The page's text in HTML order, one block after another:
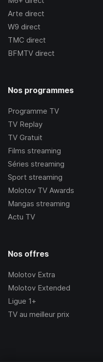
Arte direct
W9 direct
TMC direct
BFMTV direct
Nos programmes
Programme TV
TV Replay
TV Gratuit
Films streaming
Séries streaming
Sport streaming
Molotov TV Awards
Mangas streaming
Actu TV
Nos offres
Molotov Extra
Molotov Extended
Ligue 1+
TV au meilleur prix